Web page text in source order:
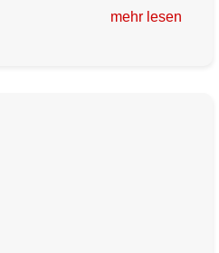
mehr lesen